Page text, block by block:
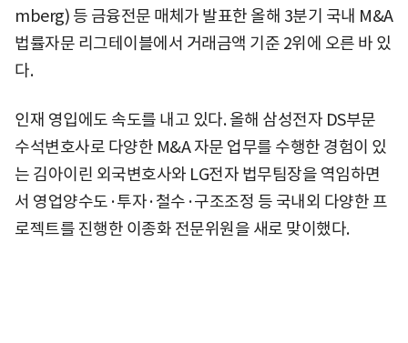
mberg) 등 금융전문 매체가 발표한 올해 3분기 국내 M&A
법률자문 리그테이블에서 거래금액 기준 2위에 오른 바 있
다.
인재 영입에도 속도를 내고 있다. 올해 삼성전자 DS부문
수석변호사로 다양한 M&A 자문 업무를 수행한 경험이 있
는 김아이린 외국변호사와 LG전자 법무팀장을 역임하면
서 영업양수도·투자·철수·구조조정 등 국내외 다양한 프
로젝트를 진행한 이종화 전문위원을 새로 맞이했다.